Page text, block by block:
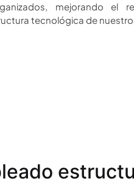
mejorando el
tecnológica de